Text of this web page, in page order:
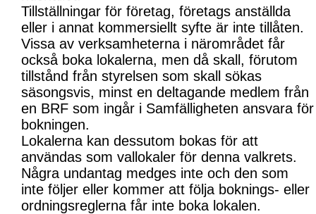
Tillställningar för företag, företags anställda
eller i annat kommersiellt syfte är inte tillåten.
Vissa av verksamheterna i närområdet får
också boka lokalerna, men då skall, förutom
tillstånd från styrelsen som skall sökas
säsongsvis, minst en deltagande medlem från
en BRF som ingår i Samfälligheten ansvara för
bokningen.
Lokalerna kan dessutom bokas för att
användas som vallokaler för denna valkrets.
Några undantag medges inte och den som
inte följer eller kommer att följa boknings- eller
ordningsreglerna får inte boka lokalen.